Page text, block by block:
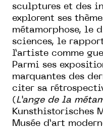
sculptures et des
explorent ses
métamorphose, le
sciences, le
l’artiste comme
Parmi ses
marquantes des
citer sa
( L’ange de la
Kunsthistorisches
Musée d’art